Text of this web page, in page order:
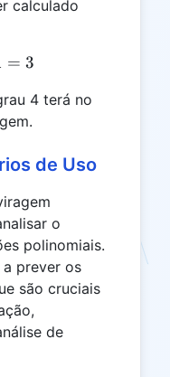
calculado
= 4 - 1 = 3
= 3
4 terá no
de Uso
o
polinomiais.
a prever os
são cruciais
de